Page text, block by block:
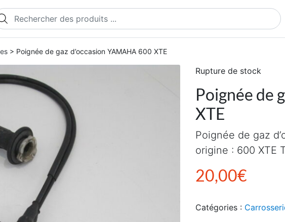
de produits
> Poignée de gaz d’occasion YAMAHA 600 XTE
Poignée de
XTE
20,00€
Poignée de gaz
origine : 600 XTE
Rupture de stock
Catégories :